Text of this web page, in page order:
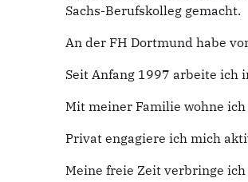
Sachs-Berufskolleg gemacht.
An der FH Dortmund habe
Seit Anfang 1997 arbeite ich
Mit meiner Familie wohne
Privat engagiere ich mich
Meine freie Zeit verbringe